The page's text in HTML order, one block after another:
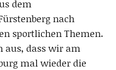
dem
nach
sportlichen Themen.
aus, dass wir am
mal wieder die